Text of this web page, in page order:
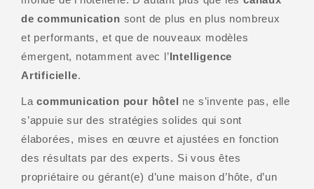
de communication sont de plus en plus nombreux
et performants, et que de nouveaux modèles
émergent, notamment avec l’Intelligence
Artificielle.
Lacommunication pour hôtel ne s’invente pas, elle
s’appuie sur des stratégies solides qui sont
élaborées, mises en œuvre et ajustées en fonction
des résultats par des experts. Si vous êtes
propriétaire ou gérant(e) d’une maison d’hôte, d’un